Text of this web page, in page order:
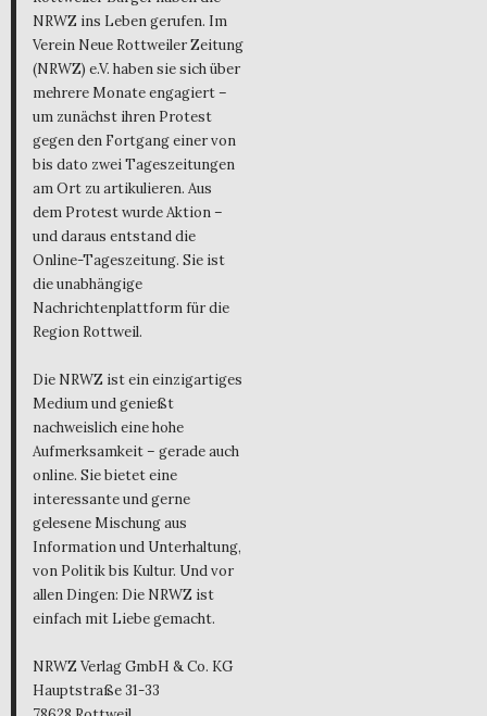
NRWZ ins Leben gerufen. Im
Verein Neue Rottweiler Zeitung
(NRWZ) e.V. haben sie sich über
mehrere Monate engagiert –
um zunächst ihren Protest
gegen den Fortgang einer von
bis dato zwei Tageszeitungen
am Ort zu artikulieren. Aus
dem Protest wurde Aktion –
und daraus entstand die
Online-Tageszeitung. Sie ist
die unabhängige
Nachrichtenplattform für die
Region Rottweil.
Die NRWZ ist ein einzigartiges
Medium und genießt
nachweislich eine hohe
Aufmerksamkeit – gerade auch
online. Sie bietet eine
interessante und gerne
gelesene Mischung aus
Information und Unterhaltung,
von Politik bis Kultur. Und vor
allen Dingen: Die NRWZ ist
einfach mit Liebe gemacht.
NRWZ Verlag GmbH & Co. KG
Hauptstraße 31-33